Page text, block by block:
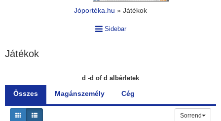
Jóportéka.hu » Játékok
Sidebar
Játékok
d -d of d albérletek
Összes Magánszemély Cég
Sorrend